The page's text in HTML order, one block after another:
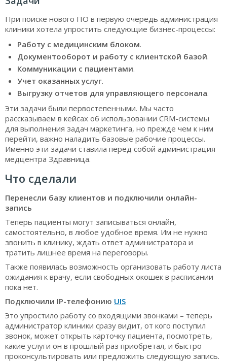
При поиске нового ПО в первую очередь администрация
клиники хотела упростить следующие бизнес-процессы:
Работу с медицинским блоком.
Документооборот и работу с клиентской базой.
Коммуникации с пациентами.
Учет оказанных услуг.
Выгрузку отчетов для управляющего персонала.
Эти задачи были первостепенными. Мы часто
рассказываем в кейсах об использовании CRM-системы
для выполнения задач маркетинга, но прежде чем к ним
перейти, важно наладить базовые рабочие процессы.
Именно эти задачи ставила перед собой администрация
медцентра Здравница.
Что сделали
Перенесли базу клиентов и подключили онлайн-
запись
Теперь пациенты могут записываться онлайн,
самостоятельно, в любое удобное время. Им не нужно
звонить в клинику, ждать ответ администратора и
тратить лишнее время на переговоры.
Также появилась возможность организовать работу листа
ожидания к врачу, если свободных окошек в расписании
пока нет.
Подключили IP-телефонию UIS
Это упростило работу со входящими звонками – теперь
администратор клиники сразу видит, от кого поступил
звонок, может открыть карточку пациента, посмотреть,
какие услуги он в прошлый раз приобретал, и быстро
проконсультировать или предложить следующую запись.